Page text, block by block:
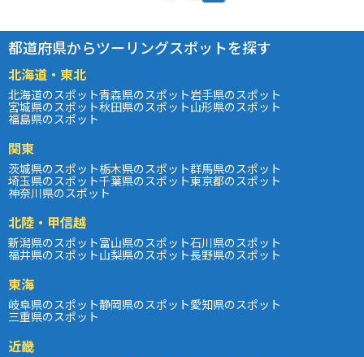
都道府県からツーリングスポットを探す
北海道・東北
北海道のスポット青森県のスポット岩手県のスポット
宮城県のスポット秋田県のスポット山形県のスポット
福島県のスポット
関東
茨城県のスポット栃木県のスポット群馬県のスポット
埼玉県のスポット千葉県のスポット東京都のスポット
神奈川県のスポット
北陸・甲信越
新潟県のスポット富山県のスポット石川県のスポット
福井県のスポット山梨県のスポット長野県のスポット
東海
岐阜県のスポット静岡県のスポット愛知県のスポット
三重県のスポット
近畿